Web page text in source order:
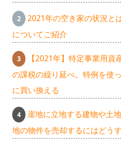
2021年の空き家の状況と
についてご紹介
【2021年】特定事業用
の課税の繰り延べ。特例を使
に買い換える
崖地に立地する建物や土
地の物件を売却するにはどう